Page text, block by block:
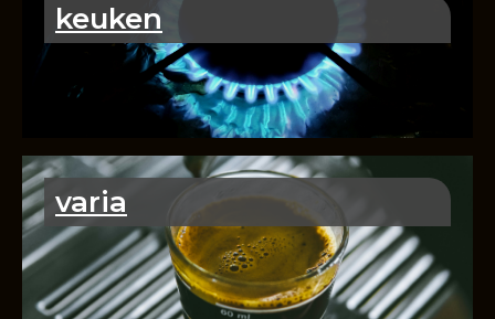
keuken
varia